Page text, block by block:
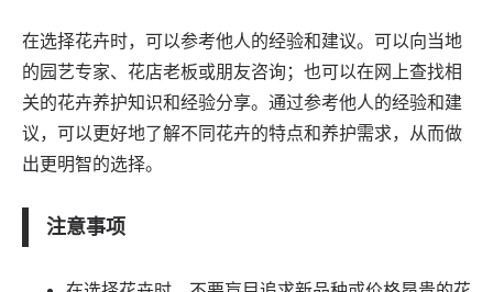
在选择花卉时，可以参考他人的经验和建议。可以向当地
的园艺专家、花店老板或朋友咨询；也可以在网上查找相
关的花卉养护知识和经验分享。通过参考他人的经验和建
议，可以更好地了解不同花卉的特点和养护需求，从而做
出更明智的选择。
注意事项